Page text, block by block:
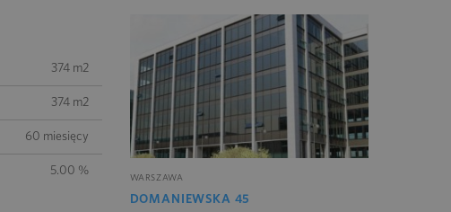
374 m2
374 m2
60 miesięcy
5.00 % WARSZAWA
DOMANIEWSKA 45